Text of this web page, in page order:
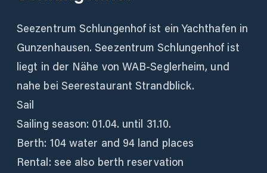
Seezentrum Schlungenhof ist ein Yachthafen in
Gunzenhausen. Seezentrum Schlungenhof ist
liegt in der Nähe von WAB-Seglerheim, und
nahe bei Seerestaurant Strandblick.
Sail
Sailing season: 01.04. until 31.10.
Berth: 104 water and 94 land places
Rental: see also berth reservation